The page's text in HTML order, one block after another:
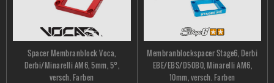
Spacer Membranblock Voca,
Derbi/Minarelli AM6, 5mm, 5°,
versch. Farben
Membranblockspacer Stage6, Derbi
EBE/EBS/D50B0, Minarelli AM6,
10mm, versch. Farben